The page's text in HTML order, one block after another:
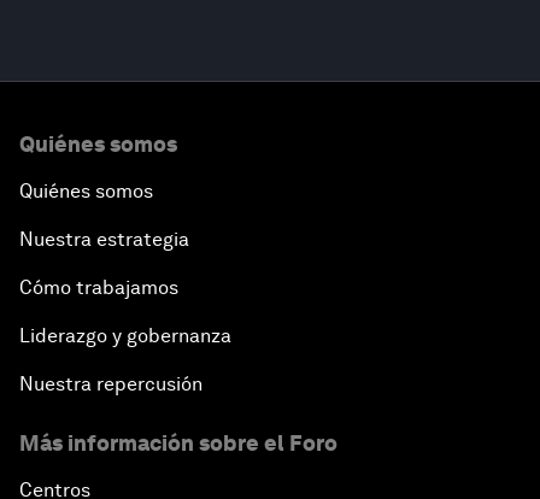
Quiénes somos
Quiénes somos
Nuestra estrategia
Cómo trabajamos
Liderazgo y gobernanza
Nuestra repercusión
Más información sobre el Foro
Centros